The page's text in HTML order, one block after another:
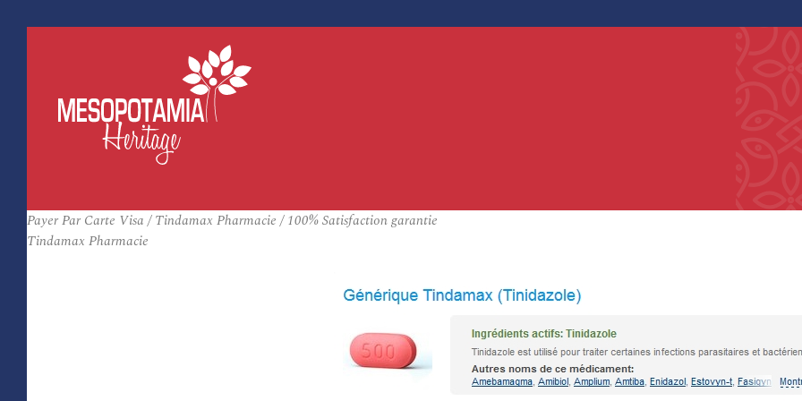
Payer Par Carte Visa / Tindamax Pharmacie / 100% Satisfaction garantie
Tindamax Pharmacie